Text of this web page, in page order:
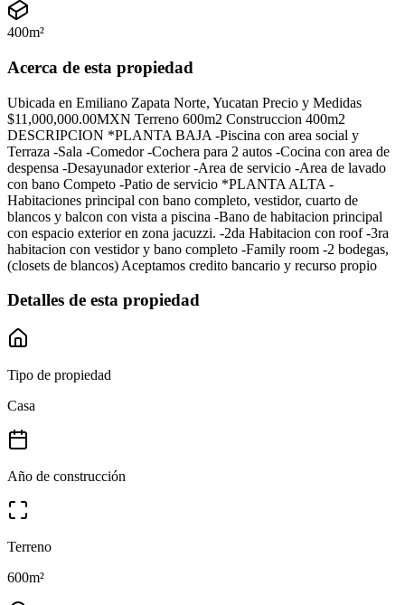
400m²
Acerca de esta propiedad
Ubicada en Emiliano Zapata Norte, Yucatan Precio y Medidas
$11,000,000.00MXN Terreno 600m2 Construccion 400m2
DESCRIPCION *PLANTA BAJA -Piscina con area social y
Terraza -Sala -Comedor -Cochera para 2 autos -Cocina con area de
despensa -Desayunador exterior -Area de servicio -Area de lavado
con bano Competo -Patio de servicio *PLANTA ALTA -
Habitaciones principal con bano completo, vestidor, cuarto de
blancos y balcon con vista a piscina -Bano de habitacion principal
con espacio exterior en zona jacuzzi. -2da Habitacion con roof -3ra
habitacion con vestidor y bano completo -Family room -2 bodegas,
(closets de blancos) Aceptamos credito bancario y recurso propio
Detalles de esta propiedad
Tipo de propiedad
Casa
Año de construcción
Terreno
600m²